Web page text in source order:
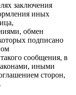
заключения
иных
обмен
подписано
сообщения, в
иными
сторон,